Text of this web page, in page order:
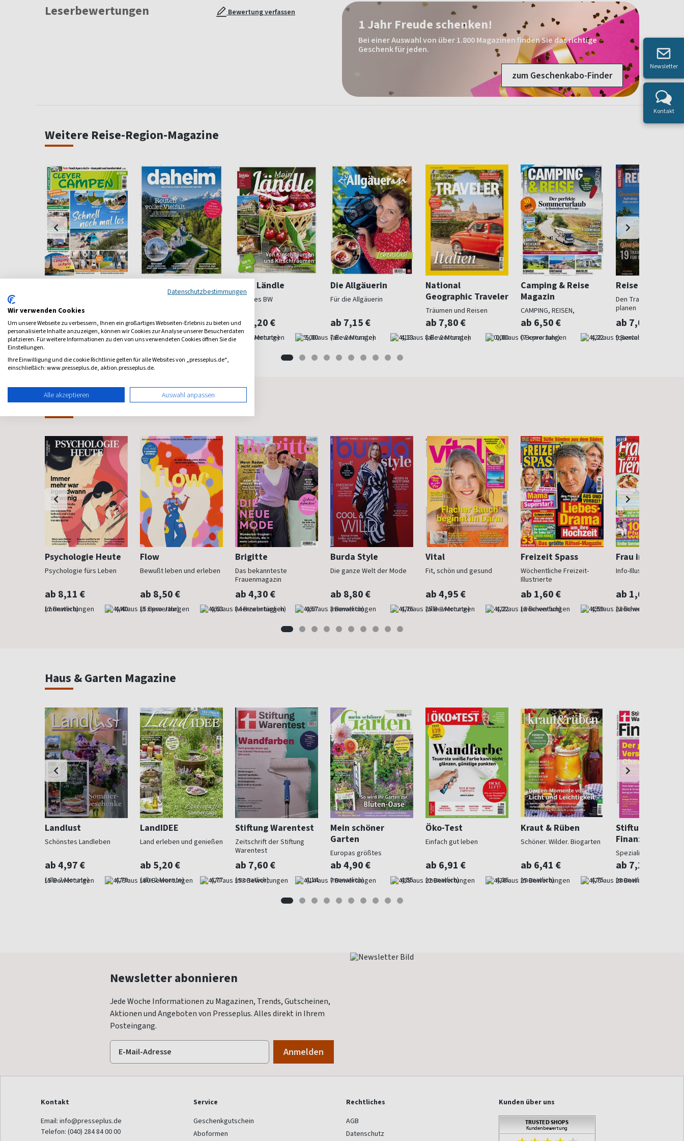
Leserbewertungen Bewertung verfassen
1 Jahr Freude schenken!
Bei einer Auswahl von über 1.800 Magazinen finden Sie das richtige
Geschenk für jeden.
zum Geschenkabo-Finder
Weitere Reise-Region-Magazine
Alb
5,00
ab 4,20 €
(5 x pro Jahr) 4,80
Deutschland
Seiten
ab 5,95 €
(alle 2 Monate) 4,20
Mein Ländle
Schönes BW
ab 6,20 €
(alle 2 Monate) 5,00
Die Allgäuerin
Für die Allgäuerin
ab 7,15 €
(alle 2 Monate) 4,13
National
Geographic Traveler
Träumen und Reisen
ab 7,80 €
(alle 2 Monate) 0,00
Camping & Reise
Magazin
CAMPING, REISEN,
OUTDOOR
ab 6,50 €
(7 x pro Jahr) 4,22
Reise und Preise
Den Traumurlaub
planen
ab 7,00 €
(quartalsweise)
Frauenzeitschriften
Psychologie Heute
Psychologie fürs Leben
ab 8,11 €
(monatlich) 4,40
Flow
Bewußt leben und erleben
ab 8,50 €
(8 x pro Jahr) 4,63
Brigitte
Das bekannteste
Frauenmagazin
ab 4,30 €
(vierzehntäglich) 4,67
Burda Style
Die ganze Welt der Mode
ab 8,80 €
(monatlich) 4,76
Vital
Fit, schön und gesund
ab 4,95 €
(alle 2 Monate) 4,22
Freizeit Spass
Wöchentliche Freizeit-
Illustrierte
ab 1,60 €
(wöchentlich) 4,59
Frau im Trend
Info-Illustrierte für
ab 1,60 €
(wöchentlich)
Haus & Garten Magazine
Landlust
Schönstes Landleben
ab 4,97 €
(alle 2 Monate) 4,79
LandIDEE
Land erleben und genießen
ab 5,20 €
(alle 2 Monate) 4,77
Stiftung Warentest
Zeitschrift der Stiftung
Warentest
ab 7,60 €
(monatlich) 4,14
Mein schöner
Garten
Europas größtes
Gartenmagazin
ab 4,90 €
(monatlich) 4,55
Öko-Test
Einfach gut leben
ab 6,91 €
(monatlich) 4,36
Kraut & Rüben
Schöner. Wilder. Biogarten
ab 6,41 €
(monatlich) 4,75
Stiftung
Finanzen
Spezialist in
ab 7,10 €
(monatlich)
Newsletter abonnieren
Jede Woche Informationen zu Magazinen, Trends, Gutscheinen,
Aktionen und Angeboten von Presseplus. Alles direkt in Ihrem
Posteingang.
Kontakt
Email: info@presseplus.de
Telefon: (040) 284 84 00 00
Service
Geschenkgutschein
Aboformen
Rechtliches
AGB
Datenschutz
Kunden über uns
Newsletter
Kontakt
Datenschutzbestimmungen
Wir verwenden Cookies
Um unsere Webseite zu verbessern, Ihnen ein großartiges Webseiten-Erlebnis zu bieten und
personalisierte Inhalte anzuzeigen, können wir Cookies zur Analyse unserer Besucherdaten
platzieren. Für weitere Informationen zu den von uns verwendeten Cookies öffnen Sie die
Einstellungen.
Ihre Einwilligung und die cookie Richtlinie gelten für alle Websites von „presseplus.de“,
einschließlich: www.presseplus.de, aktion.presseplus.de.
Alle akzeptieren Auswahl anpassen